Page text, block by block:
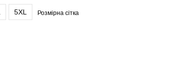
5XL Розмірна сітка